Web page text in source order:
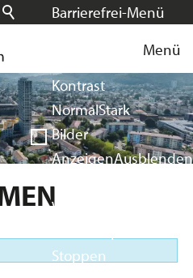
Barrierefrei-Menü
Sehr groß
Kontrast
NormalStark
Bilder
AnzeigenAusblenden
Vorlesen
Vorlesen starten
Stoppen
Suchen
Menü